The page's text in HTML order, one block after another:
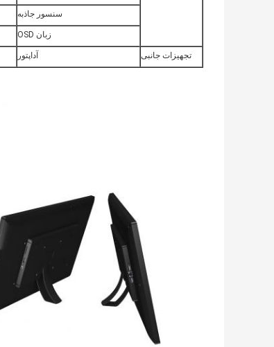
سنسور جاذبه
زبان OSD
تجهیزات جانبی آداپتور